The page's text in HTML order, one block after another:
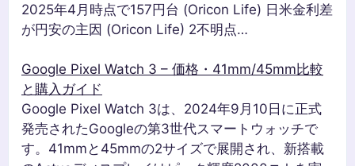
2025年4月時点で157円台 (Oricon Life) 日米金利差
が円安の主因 (Oricon Life) 2不明点…
Google Pixel Watch 3 – 価格・41mm/45mm比較
と購入ガイド
Google Pixel Watch 3は、2024年9月10日に正式
発売されたGoogleの第3世代スマートウォッチで
す。41mmと45mmの2サイズで展開され、新搭載